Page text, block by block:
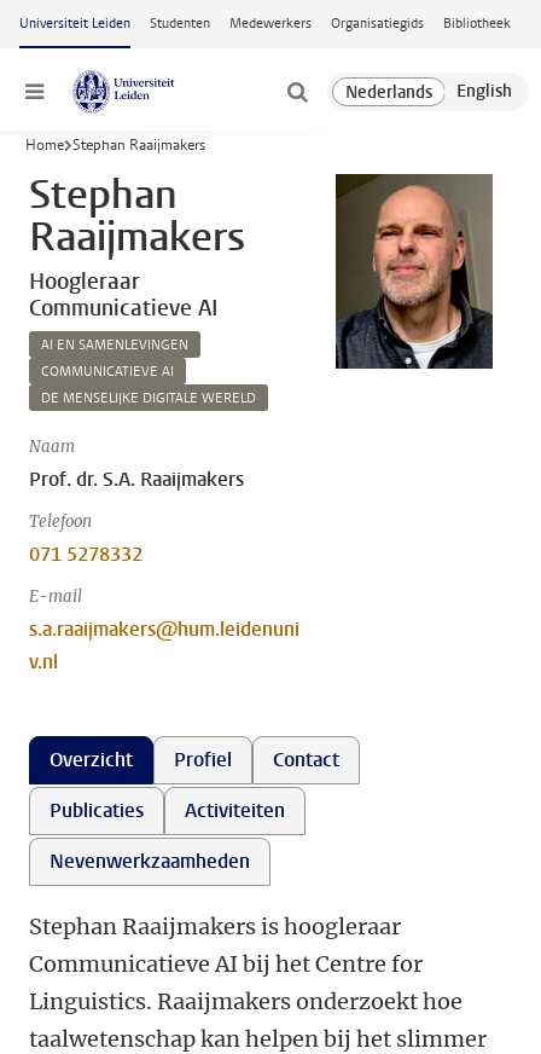
Ga naar hoofdinhoud
Universiteit Leiden Studenten Medewerkers Organisatiegids Bibliotheek
Menu
Home Stephan Raaijmakers
Stephan
Raaijmakers
Hoogleraar
Communicatieve AI
AI EN SAMENLEVINGEN
COMMUNICATIEVE AI
DE MENSELIJKE DIGITALE WERELD
Naam
Prof. dr. S.A. Raaijmakers
Telefoon
071 5278332
E-mail
s.a.raaijmakers@hum.leidenuni
v.nl
Overzicht Profiel
Contact
Publicaties
Activiteiten
Nevenwerkzaamheden
Stephan Raaijmakers is hoogleraar
Communicatieve AI bij het Centre for
Linguistics. Raaijmakers onderzoekt hoe
taalwetenschap kan helpen bij het slimmer